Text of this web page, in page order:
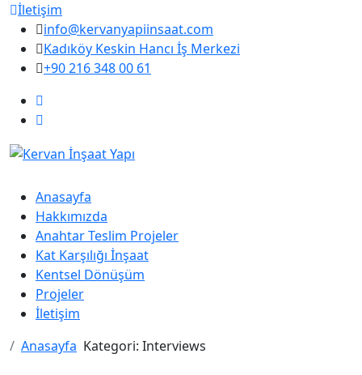
İletişim
info@kervanyapiinsaat.com
Kadıköy Keskin Hancı İş Merkezi
+90 216 348 00 61
Anasayfa
Hakkımızda
Anahtar Teslim Projeler
Kat Karşılığı İnşaat
Kentsel Dönüşüm
Projeler
İletişim
Anasayfa Kategori: Interviews